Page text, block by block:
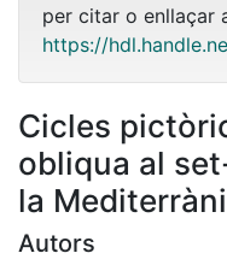
per citar o enllaçar
https://
Cicles
obliqua al
la
Autors